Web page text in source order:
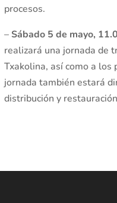
procesos.
– Sábado 5 de mayo,
realizará una jornada de
Txakolina, así como a los
jornada también estará
distribución y